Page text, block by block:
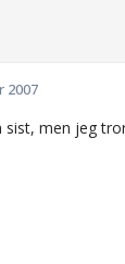
2007
men jeg